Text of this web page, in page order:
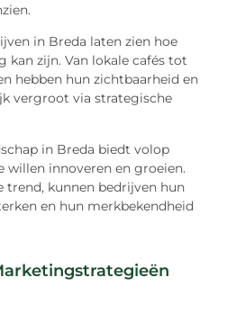
in Breda laten zien hoe
zijn. Van lokale cafés tot
hebben hun zichtbaarheid en
vergroot via strategische
in Breda biedt volop
willen innoveren en groeien.
trend, kunnen bedrijven hun
en hun merkbekendheid